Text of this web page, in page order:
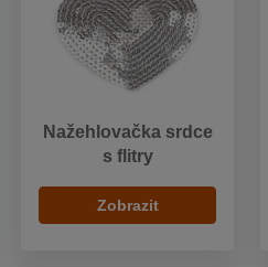
Nažehlovačka srdce
s flitry
Zobrazit